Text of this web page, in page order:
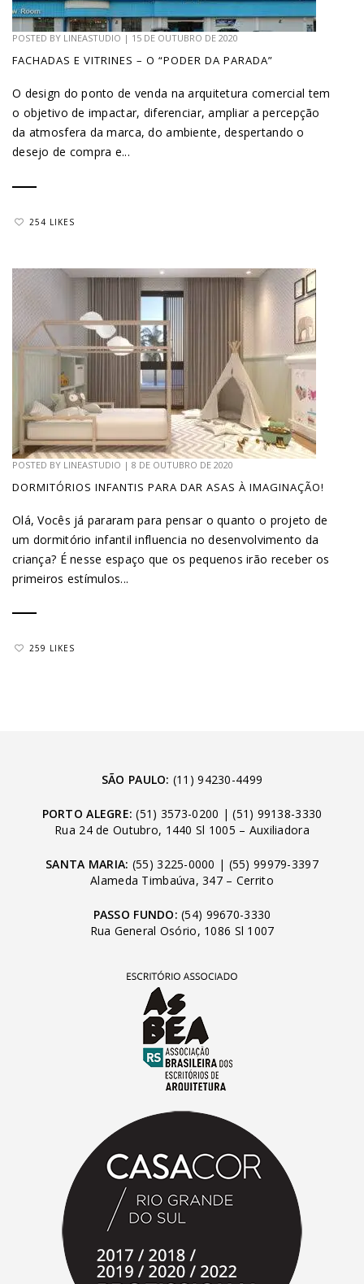
POSTED BY LINEASTUDIO | 15 DE OUTUBRO DE 2020
FACHADAS E VITRINES – O “PODER DA PARADA”
O design do ponto de venda na arquitetura comercial tem
o objetivo de impactar, diferenciar, ampliar a percepção
da atmosfera da marca, do ambiente, despertando o
desejo de compra e...
254 LIKES
POSTED BY LINEASTUDIO | 8 DE OUTUBRO DE 2020
DORMITÓRIOS INFANTIS PARA DAR ASAS À IMAGINAÇÃO!
Olá, Vocês já pararam para pensar o quanto o projeto de
um dormitório infantil influencia no desenvolvimento da
criança? É nesse espaço que os pequenos irão receber os
primeiros estímulos...
259 LIKES
SÃO PAULO: (11) 94230-4499
PORTO ALEGRE: (51) 3573-0200 |(51) 99138-3330
Rua 24 de Outubro, 1440 Sl 1005 – Auxiliadora
SANTA MARIA: (55) 3225-0000 | (55) 99979-3397
Alameda Timbaúva, 347 – Cerrito
PASSO FUNDO: (54) 99670-3330
Rua General Osório, 1086 Sl 1007